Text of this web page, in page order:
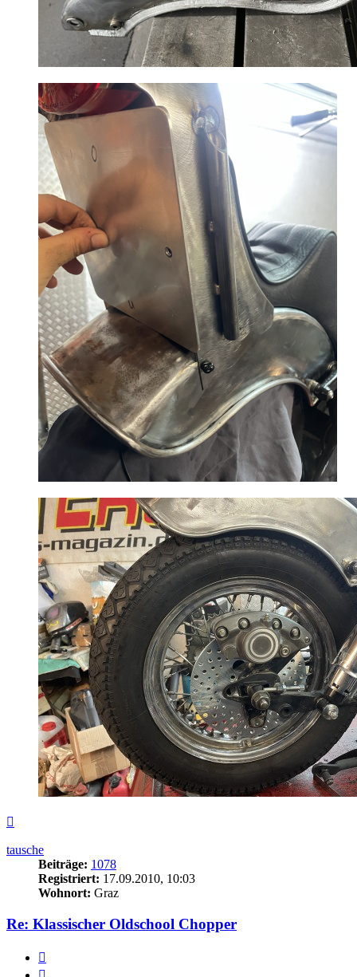
tausche
Beiträge: 1078
Registriert: 17.09.2010, 10:03
Wohnort: Graz
Re: Klassischer Oldschool Chopper